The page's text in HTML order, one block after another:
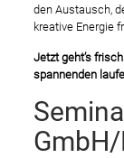
den Austausch,
kreative Energie
Jetzt geht’s
spannenden